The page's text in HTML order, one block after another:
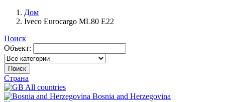
Дом
Iveco Eurocargo ML80 E22
Поиск
Объект:
Поиск
Страна
All countries
Bosnia and Herzegovina